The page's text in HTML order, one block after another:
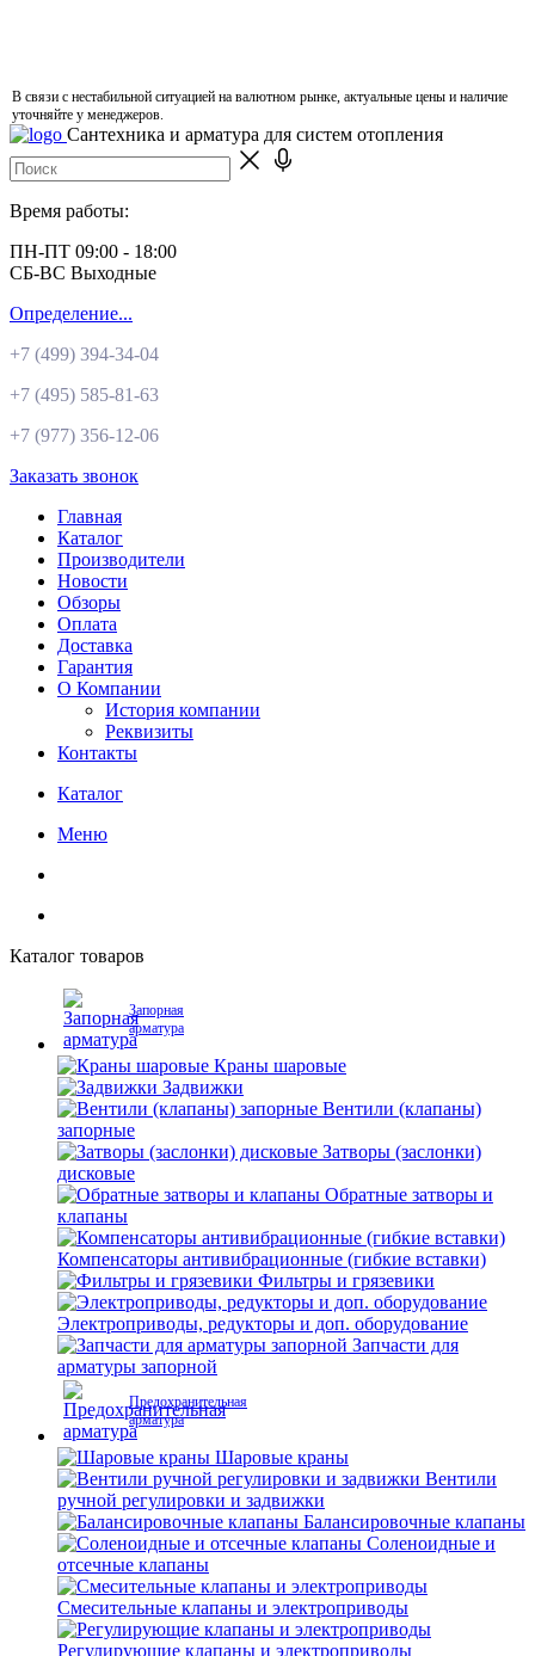
В связи с нестабильной ситуацией на валютном рынке, актуальные цены и наличие
уточняйте у менеджеров.
Сантехника и арматура для систем отопления
Время работы:
ПН-ПТ 09:00 - 18:00
СБ-ВС Выходные
Определение...
+7 (499) 394-34-04
+7 (495) 585-81-63
+7 (977) 356-12-06
Заказать звонок
Главная
Каталог
Производители
Новости
Обзоры
Оплата
Доставка
Гарантия
О Компании
История компании
Реквизиты
Контакты
Каталог
Меню
Каталог товаров
Запорная
арматура
Краны шаровые
Задвижки
Вентили (клапаны)
запорные
Затворы (заслонки)
дисковые
Обратные затворы и
клапаны
Компенсаторы антивибрационные (гибкие вставки)
Фильтры и грязевики
Электроприводы, редукторы и доп. оборудование
Запчасти для
арматуры запорной
Предохранительная
арматура
Шаровые краны
Вентили
ручной регулировки и задвижки
Балансировочные клапаны
Соленоидные и
отсечные клапаны
Смесительные клапаны и электроприводы
Регулирующие клапаны и электроприводы